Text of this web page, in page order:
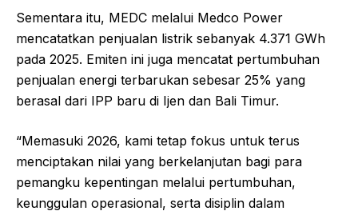
Sementara itu, MEDC melalui Medco Power
mencatatkan penjualan listrik sebanyak 4.371 GWh
pada 2025. Emiten ini juga mencatat pertumbuhan
penjualan energi terbarukan sebesar 25% yang
berasal dari IPP baru di Ijen dan Bali Timur.
“Memasuki 2026, kami tetap fokus untuk terus
menciptakan nilai yang berkelanjutan bagi para
pemangku kepentingan melalui pertumbuhan,
keunggulan operasional, serta disiplin dalam